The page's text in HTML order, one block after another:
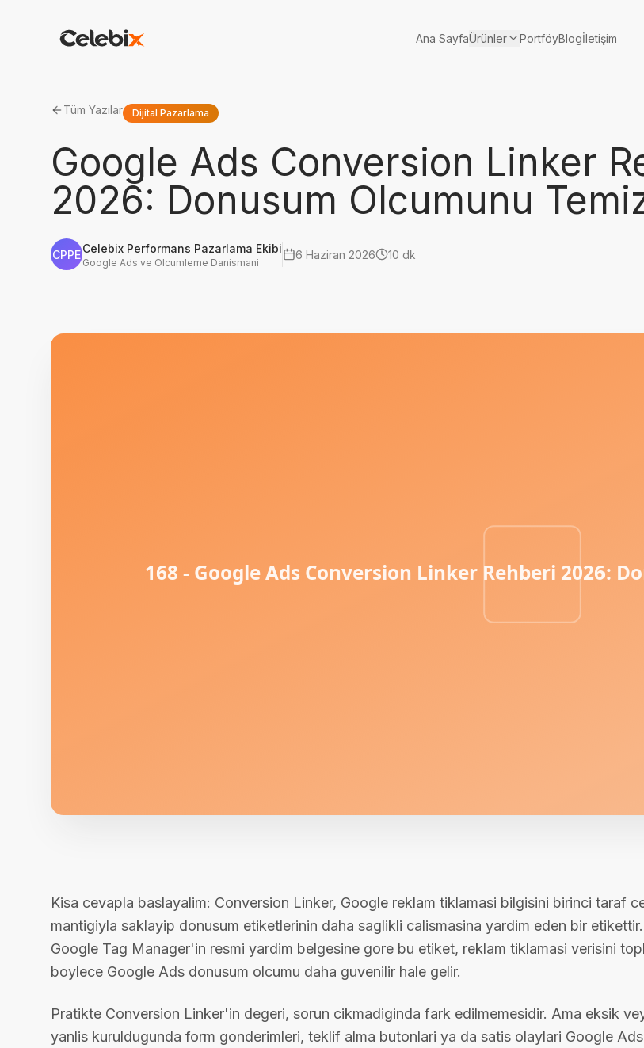
Ana SayfaÜrünler PortföyBlogİletişim
Tüm Yazılar Dijital Pazarlama
Google Ads Conversion Linker
2026: Donusum Olcumunu
CPPECelebix Performans Pazarlama Ekibi
Google Ads ve Olcumleme Danismani
6 Haziran 2026 10 dk
Kisa cevapla baslayalim: Conversion Linker, Google reklam tiklamasi bilgisini birinci taraf
mantigiyla saklayip donusum etiketlerinin daha saglikli calismasina yardim eden bir etikettir.
Google Tag Manager'in resmi yardim belgesine gore bu etiket, reklam tiklamasi verisini
boylece Google Ads donusum olcumu daha guvenilir hale gelir.
Pratikte Conversion Linker'in degeri, sorun cikmadiginda fark edilmemesidir. Ama eksik
yanlis kuruldugunda form gonderimleri, teklif alma butonlari ya da satis olaylari Google Ads